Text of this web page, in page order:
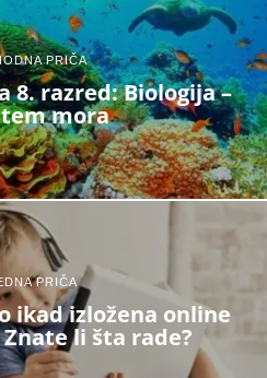
PRIČA
8. razred: Biologija –
mora
PRIČA
ikad izložena online
li šta rade?